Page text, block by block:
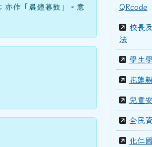
亦作「晨鐘暮鼓」。意
QRcode
校長
法
學生
花蓮
兒童
全民
化仁